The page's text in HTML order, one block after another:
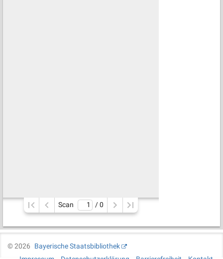
Scan / 0
©2026
Bayerische Staatsbibliothek